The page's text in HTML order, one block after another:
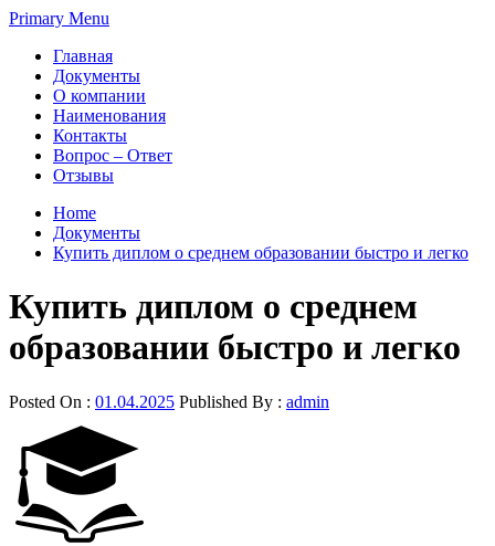
Primary Menu
Главная
Документы
О компании
Наименования
Контакты
Вопрос – Ответ
Отзывы
Home
Документы
Купить диплом о среднем образовании быстро и легко
Купить диплом о среднем
образовании быстро и легко
Posted On : 01.04.2025 Published By : admin